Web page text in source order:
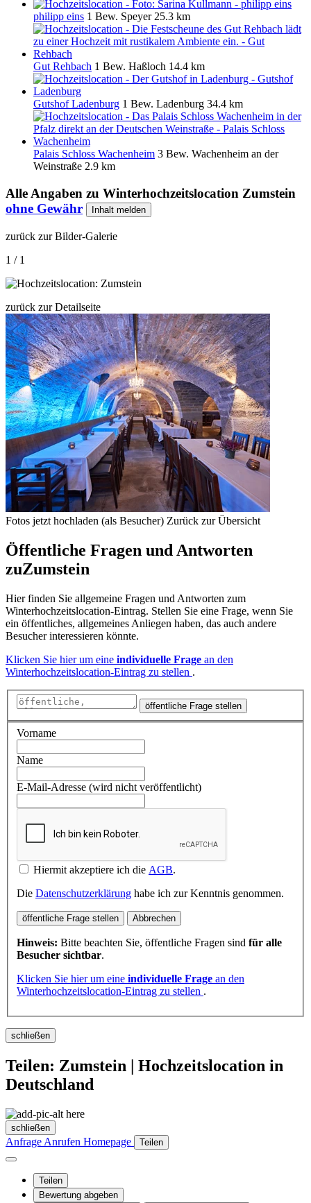
philipp eins 1 Bew. Speyer 25.3 km
Gut Rehbach 1 Bew. Haßloch 14.4 km
Gutshof Ladenburg 1 Bew. Ladenburg 34.4 km
Palais Schloss Wachenheim 3 Bew. Wachenheim an der
Weinstraße 2.9 km
Alle Angaben zu Winterhochzeitslocation Zumstein
ohne Gewähr
Inhalt melden
zurück zur Bilder-Galerie
1 / 1
zurück zur Detailseite
Fotos jetzt hochladen (als Besucher) Zurück zur Übersicht
Öffentliche Fragen und Antworten
zuZumstein
Hier finden Sie allgemeine Fragen und Antworten zum
Winterhochzeitslocation-Eintrag. Stellen Sie eine Frage, wenn Sie
ein öffentliches, allgemeines Anliegen haben, das auch andere
Besucher interessieren könnte.
Klicken Sie hier um eine individuelle Frage an den
Winterhochzeitslocation-Eintrag zu stellen .
öffentliche Frage stellen
Vorname
Name
E-Mail-Adresse (wird nicht veröffentlicht)
Hiermit akzeptiere ich die AGB.
Die Datenschutzerklärung habe ich zur Kenntnis genommen.
öffentliche Frage stellen Abbrechen
Hinweis: Bitte beachten Sie, öffentliche Fragen sind für alle
Besucher sichtbar.
Klicken Sie hier um eine individuelle Frage an den
Winterhochzeitslocation-Eintrag zu stellen .
schließen
Teilen: Zumstein | Hochzeitslocation in
Deutschland
schließen
Anfrage Anrufen Homepage Teilen
Teilen
Bewertung abgeben